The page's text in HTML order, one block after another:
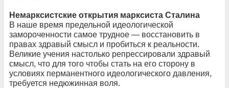
Немарксистские открытия марксиста Сталина
В наше время предельной идеологической
замороченности самое трудное — восстановить в
правах здравый смысл и пробиться к реальности.
Великие учения настолько репрессировали здравый
смысл, что для того чтобы стать на его сторону в
условиях перманентного идеологического давления,
требуется недюжинная воля.